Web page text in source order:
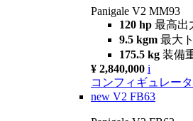
Panigale V2 MM93
120 hp 最高出
9.5 kgm 最大
175.5 kg 装備
¥ 2,840,000 i
コンフィギュレー
new V2 FB63